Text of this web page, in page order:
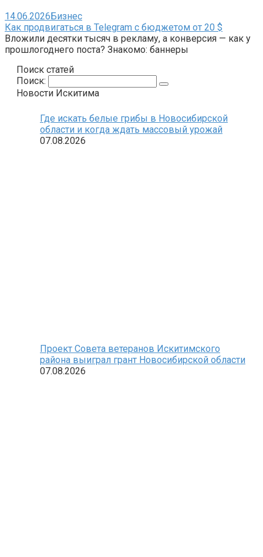
14.06.2026Бизнес
Как продвигаться в Telegram с бюджетом от 20 $
Вложили десятки тысяч в рекламу, а конверсия — как у
прошлогоднего поста? Знакомо: баннеры
Поиск статей
Поиск:
Новости Искитима
Где искать белые грибы в Новосибирской
области и когда ждать массовый урожай
07.08.2026
Проект Совета ветеранов Искитимского
района выиграл грант Новосибирской области
07.08.2026